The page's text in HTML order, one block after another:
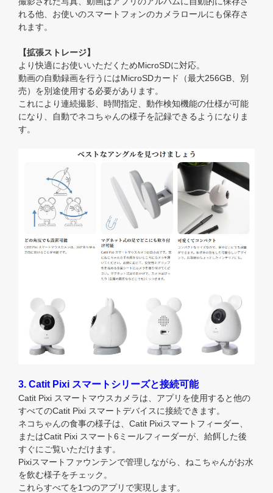
れる他、お使いのスマートフォンのカメラロールにも保存さ
れます。
【拡張ストレージ】
より快適にお使いいただくためMicroSDに対応。
動画の自動録画を行うにはMicroSDカード（最大256GB、別
売）を別途使用する必要があります。
これにより連続撮影、時間指定、動作検知機能の仕様が可能
になり、自動でネコちゃんの様子を記録できるようになりま
す。
3. Catit Pixi スマートシリーズと接続可能
Catit Pixi スマートマウスカメラは、アプリを使用すると他の
すべてのCatit Pixi スマートデバイスに接続できます。
ネコちゃんの食事の様子は、Catit Pixiスマートフィーダー、
またはCatit Pixi スマート6ミールフィーダーが、給餌した後
すぐにご覧いただけます。
Pixiスマートファウンテンで管理しながら、ねこちゃんがお水
を飲む様子をチェック。
これらすべてを1つのアプリで実現します。